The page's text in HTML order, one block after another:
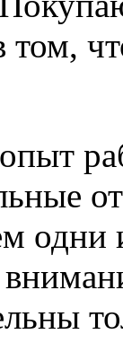
том,
одни